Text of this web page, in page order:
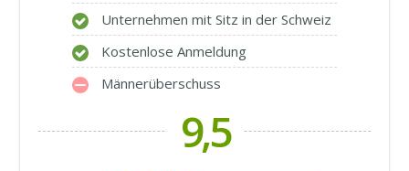
Unternehmen mit Sitz in der Schweiz
Kostenlose Anmeldung
Männerüberschuss
9,5